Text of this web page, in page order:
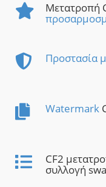
Μετατροπή
Προστασία
Watermark
CF2
συλλογή